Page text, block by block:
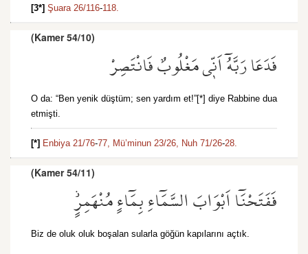
[3*] Şuara 26/116-118.
(Kamer 54/10)
فَدَعَا رَبَّهُٓ اَنّ۪ي مَغْلُوبٌ فَانْتَصِرْ
O da: “Ben yenik düştüm; sen yardım et!”[*] diye Rabbine dua
etmişti.
[*] Enbiya 21/76-77, Mü’minun 23/26, Nuh 71/26-28.
(Kamer 54/11)
فَفَتَحْنَٓا اَبْوَابَ السَّمَٓاءِ بِمَٓاءٍ مُنْهَمِرٍۘ
Biz de oluk oluk boşalan sularla göğün kapılarını açtık.